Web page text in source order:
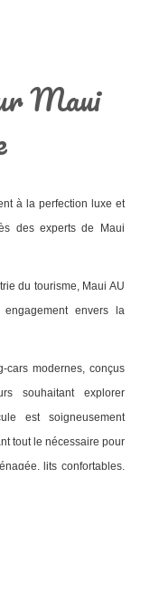
Maui
à la perfection luxe et
des experts de Maui
du tourisme, Maui AU
envers la
cars modernes, conçus
souhaitant explorer
est soigneusement
tout le nécessaire pour
lits confortables,
toutes les démarches.
prêt à vous apporter